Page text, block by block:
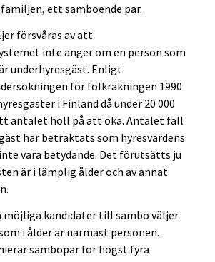
ett samboende par.
försvåras av att
inte anger om en person som
underhyresgäst. Enligt
för folkräkningen 1990
i Finland då under 20 000
antalet höll på att öka. Antalet fall
har betraktats som hyresvärdens
vara betydande. Det förutsätts ju
är i lämplig ålder och av annat
möjliga kandidater till sambo väljer
i ålder är närmast personen.
sambopar för högst fyra